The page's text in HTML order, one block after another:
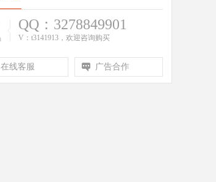
QQ：3278849901
V：t3141913，欢迎咨询购买
在线客服 广告合作